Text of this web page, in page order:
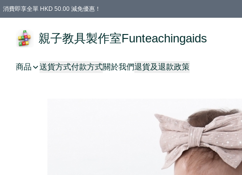
消費即享全單 HKD 50.00 減免優惠！
親子教具製作室Funteachingaids
商品 送貨方式付款方式關於我們退貨及退款政策